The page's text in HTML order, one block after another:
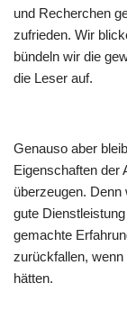
und Recherchen
zufrieden. Wir
bündeln wir die
die Leser auf.
Genauso aber
Eigenschaften der
überzeugen. Denn
gute
gemachte
zurückfallen,
hätten.